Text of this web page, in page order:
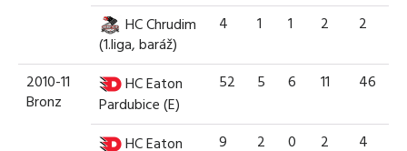
HC Chrudim
(1.liga, baráž)
4 1 1 2 2
2010-11
Bronz
HC Eaton
Pardubice (E)
52 5 6 11 46
HC Eaton
9 2 0 2 4